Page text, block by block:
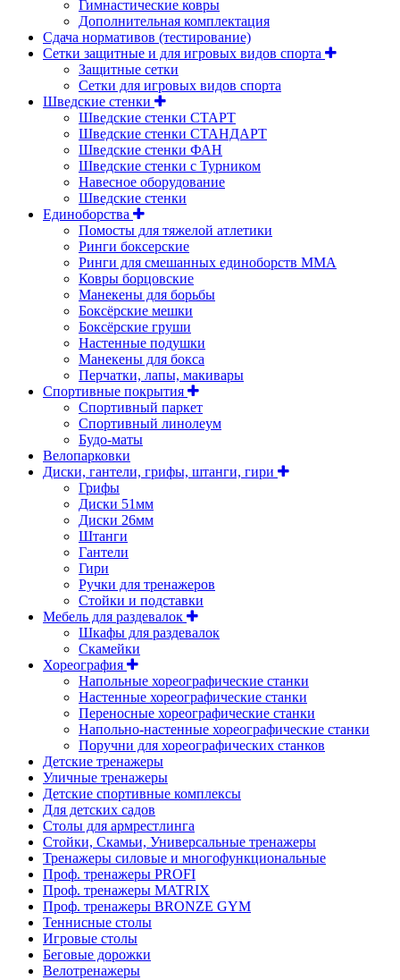
Гимнастические ковры
Дополнительная комплектация
Сдача нормативов (тестирование)
Сетки защитные и для игровых видов спорта
Защитные сетки
Сетки для игровых видов спорта
Шведские стенки
Шведские стенки СТАРТ
Шведские стенки СТАНДАРТ
Шведские стенки ФАН
Шведские стенки с Турником
Навесное оборудование
Шведские стенки
Единоборства
Помосты для тяжелой атлетики
Ринги боксерские
Ринги для смешанных единоборств ММА
Ковры борцовские
Манекены для борьбы
Боксёрские мешки
Боксёрские груши
Настенные подушки
Манекены для бокса
Перчатки, лапы, макивары
Спортивные покрытия
Спортивный паркет
Спортивный линолеум
Будо-маты
Велопарковки
Диски, гантели, грифы, штанги, гири
Грифы
Диски 51мм
Диски 26мм
Штанги
Гантели
Гири
Ручки для тренажеров
Стойки и подставки
Мебель для раздевалок
Шкафы для раздевалок
Скамейки
Хореография
Напольные хореографические станки
Настенные хореографические станки
Переносные хореографические станки
Напольно-настенные хореографические станки
Поручни для хореографических станков
Детские тренажеры
Уличные тренажеры
Детские спортивные комплексы
Для детских садов
Столы для армрестлинга
Стойки, Скамьи, Универсальные тренажеры
Тренажеры силовые и многофункциональные
Проф. тренажеры PROFI
Проф. тренажеры MATRIX
Проф. тренажеры BRONZE GYM
Теннисные столы
Игровые столы
Беговые дорожки
Велотренажеры